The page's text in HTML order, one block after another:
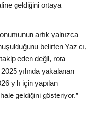
geldiğini ortaya
artık yalnızca
belirten Yazıcı,
eden değil, rota
yılında yakalanan
yılı için yapılan
geldiğini gösteriyor.”